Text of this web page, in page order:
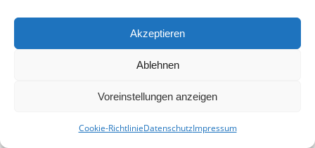
Akzeptieren
Ablehnen
Voreinstellungen anzeigen
Cookie-RichtlinieDatenschutzImpressum
Erfahren Sie jetzt mehr zum Thema
Terrassenbeschattung.